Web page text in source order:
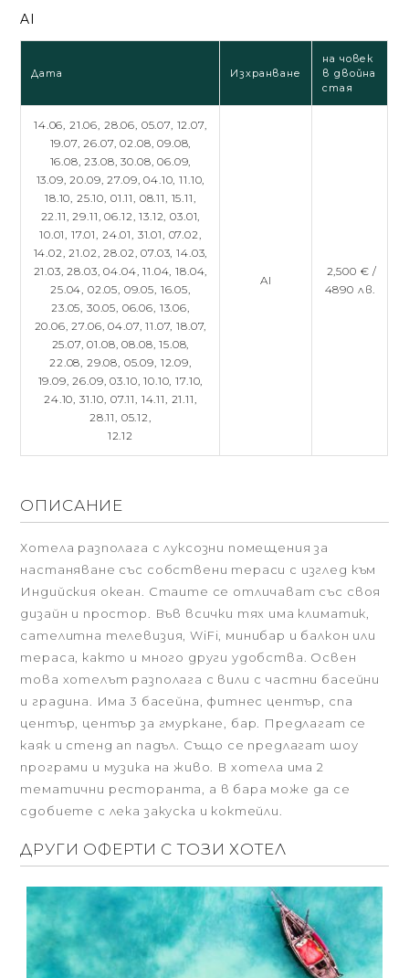
AI
Дата Изхранване
на човек
в двойна
стая
14.06, 21.06, 28.06, 05.07, 12.07,
19.07,26.07,02.08,09.08,
16.08,23.08,30.08,06.09,
13.09,20.09,27.09,04.10,11.10,
18.10, 25.10, 01.11, 08.11, 15.11,
22.11,29.11,06.12,13.12,03.01,
10.01, 17.01, 24.01, 31.01, 07.02,
14.02,21.02,28.02,07.03,14.03,
21.03,28.03,04.04,11.04,18.04,
25.04, 02.05, 09.05, 16.05,
23.05, 30.05, 06.06, 13.06,
20.06,27.06,04.07,11.07,18.07,
25.07,01.08,08.08,15.08,
22.08, 29.08, 05.09, 12.09,
19.09,26.09,03.10,10.10,17.10,
24.10, 31.10, 07.11, 14.11, 21.11,
28.11, 05.12,
12.12
AI
2,500 € /
4890 лв.
ОПИСАНИЕ
Хотела разполага с луксозни помещения за
настаняване със собствени тераси с изглед към
Индийския океан. Стаите се отличават със своя
дизайн и простор. Във всички тях има климатик,
сателитна телевизия, WiFi, минибар и балкон или
тераса, както и много други удобства. Освен
това хотелът разполага с вили с частни басейни
и градина. Има 3 басейна, фитнес център, спа
център, център за гмуркане, бар. Предлагат се
каяк и стенд ап падъл. Също се предлагат шоу
програми и музика на живо. В хотела има 2
тематични ресторанта, а в бара може да се
сдобиете с лека закуска и коктейли.
ДРУГИ ОФЕРТИ С ТОЗИ ХОТЕЛ